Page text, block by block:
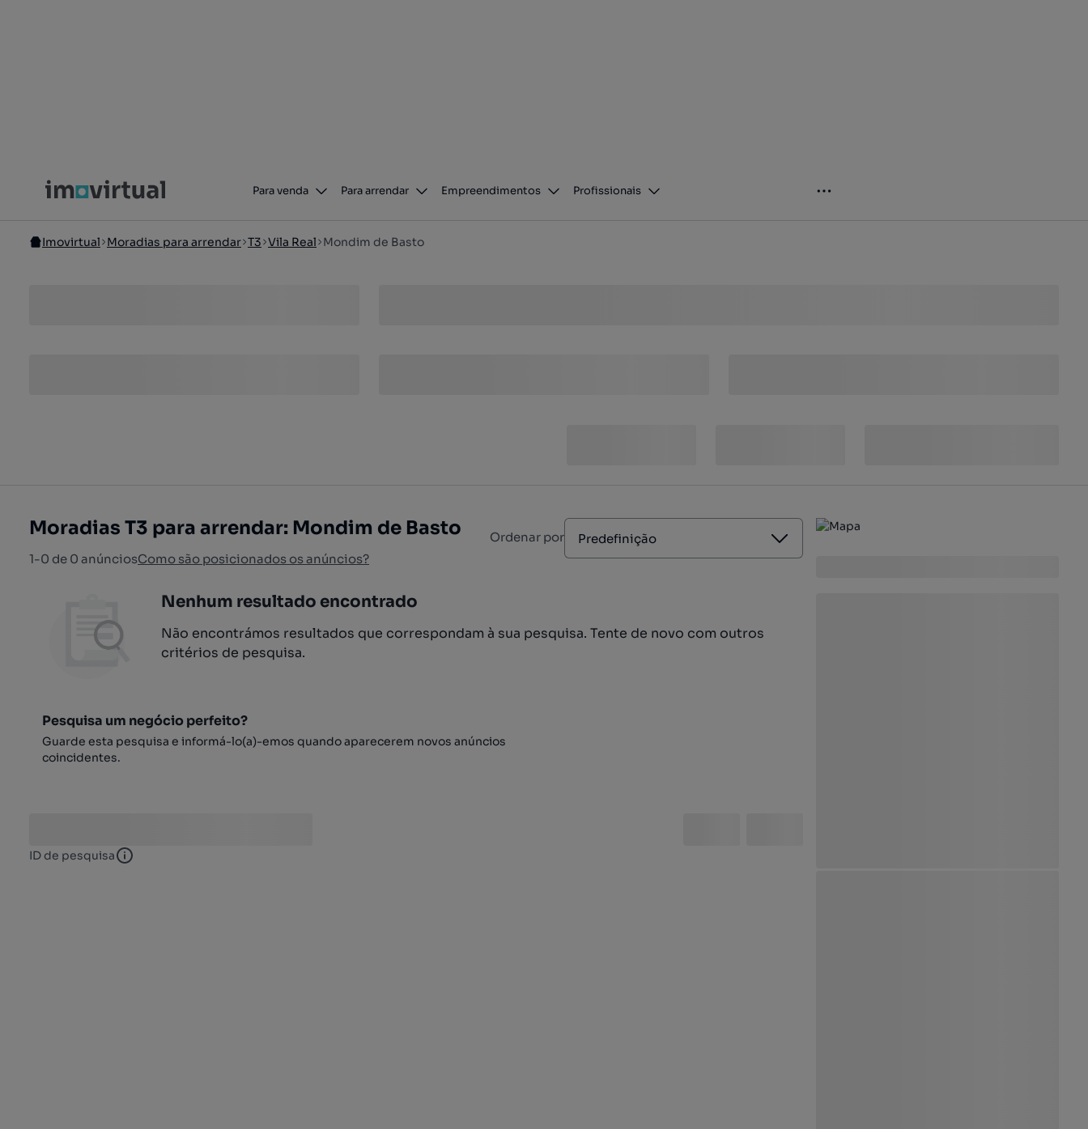
Para venda Para arrendar Empreendimentos Profissionais
Imovirtual Moradias para arrendar T3 Vila Real Mondim de Basto
Moradias T3 para arrendar: Mondim de Basto
1-0 de 0 anúnciosComo são posicionados os anúncios?
Ordenar por Predefinição
Nenhum resultado encontrado
Não encontrámos resultados que correspondam à sua pesquisa. Tente de novo com outros
critérios de pesquisa.
Pesquisa um negócio perfeito?
Guarde esta pesquisa e informá-lo(a)-emos quando aparecerem novos anúncios
coincidentes.
ID de pesquisa ID de pesquisa